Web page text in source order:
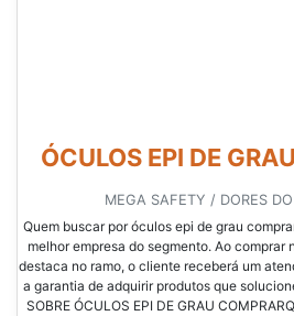
ÓCULOS EPI DE
MEGA SAFETY / DORES
Quem buscar por óculos epi de grau
melhor empresa do segmento. Ao comprar
destaca no ramo, o cliente receberá um
a garantia de adquirir produtos que
SOBRE ÓCULOS EPI DE GRAU